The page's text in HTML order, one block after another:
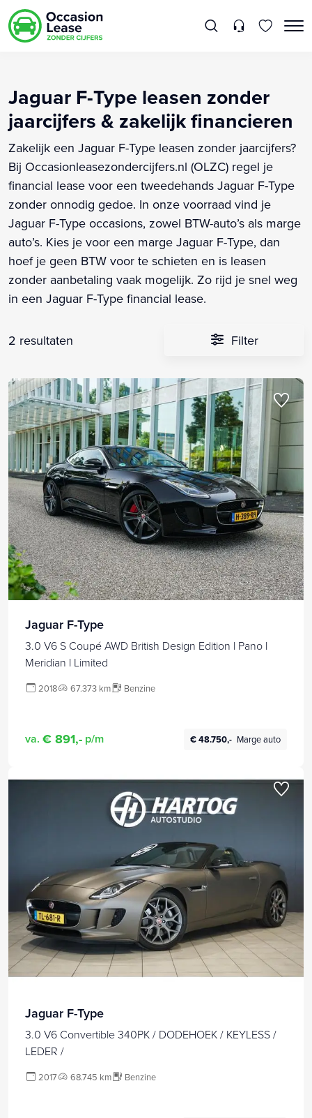
Jaguar F-Type leasen zonder
jaarcijfers & zakelijk financieren
Zakelijk een Jaguar F-Type leasen zonder jaarcijfers?
Bij Occasionleasezondercijfers.nl (OLZC) regel je
financial lease voor een tweedehands Jaguar F-Type
zonder onnodig gedoe. In onze voorraad vind je
Jaguar F-Type occasions, zowel BTW-auto’s als marge
auto’s. Kies je voor een marge Jaguar F-Type, dan
hoef je geen BTW voor te schieten en is leasen
zonder aanbetaling vaak mogelijk. Zo rijd je snel weg
in een Jaguar F-Type financial lease.
2 resultaten Filter
Jaguar F-Type
3.0 V6 S Coupé AWD British Design Edition l Pano l
Meridian l Limited
2018 67.373 km Benzine
va. € 891,- p/m € 48.750,- Marge auto
Jaguar F-Type
3.0 V6 Convertible 340PK / DODEHOEK / KEYLESS /
LEDER /
2017 68.745 km Benzine